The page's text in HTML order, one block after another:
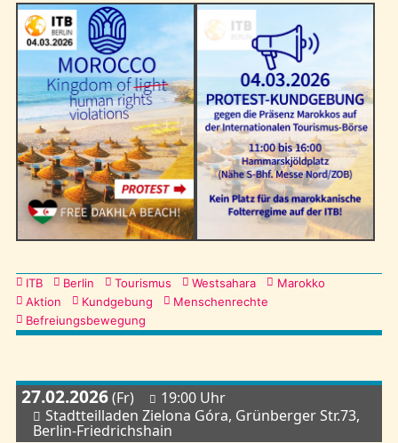
Kategorien
ITB Berlin Tourismus Westsahara
Marokko
Aktion
Kundgebung
Menschenrechte
Befreiungsbewegung
27.02.2026(Fr)
19:00 Uhr
Stadtteilladen Zielona Góra, Grünberger Str.73,
Berlin-Friedrichshain